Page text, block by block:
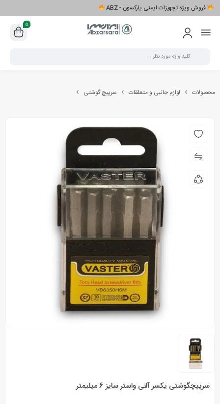
فروش ویژه تجهیزات ایمنی پارکسون - ABZ
0
محصولات لوازم جانبی و متعلقات سرپیچ گوشتی
سرپیچگوشتی یکسر آلنی واستر سایز 6 میلیمتر